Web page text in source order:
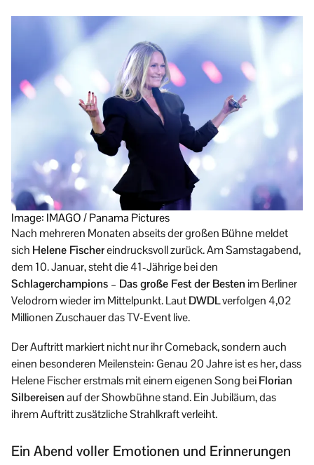
Image: IMAGO / Panama Pictures
Nach mehreren Monaten abseits der großen Bühne meldet
sich Helene Fischereindrucksvoll zurück. Am Samstagabend,
dem 10. Januar, steht die 41-Jährige bei den
Schlagerchampions – Das große Fest der Besten im Berliner
Velodrom wieder im Mittelpunkt. LautDWDLverfolgen 4,02
Millionen Zuschauer das TV-Event live.
Der Auftritt markiert nicht nur ihr Comeback, sondern auch
einen besonderen Meilenstein: Genau 20 Jahre ist es her, dass
Helene Fischer erstmals mit einem eigenen Song beiFlorian
Silbereisenauf der Showbühne stand. Ein Jubiläum, das
ihrem Auftritt zusätzliche Strahlkraft verleiht.
Ein Abend voller Emotionen und Erinnerungen